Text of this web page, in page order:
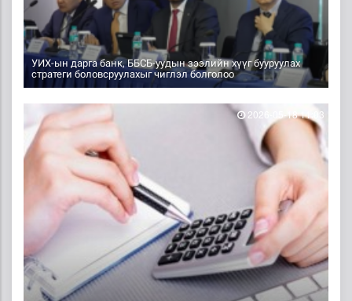
УИХ-ын дарга банк, ББСБ-уудын зээлийн хүүг бууруулах
стратеги боловсруулахыг чиглэл болголоо
2026-05-18 11:03